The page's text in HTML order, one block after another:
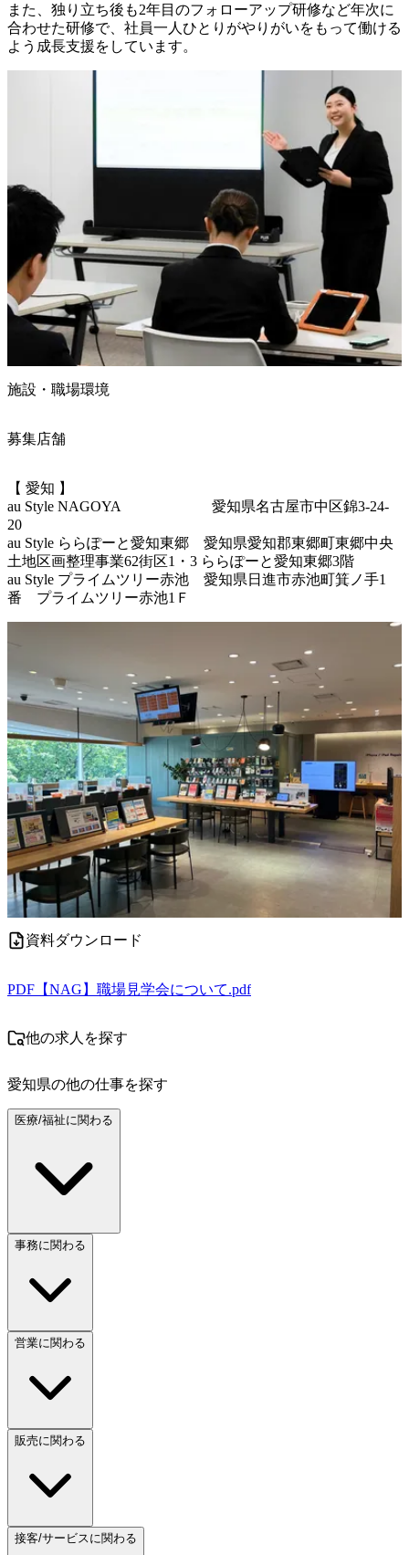
また、独り立ち後も2年目のフォローアップ研修など年次に
合わせた研修で、社員一人ひとりがやりがいをもって働ける
よう成長支援をしています。
施設・職場環境
募集店舗
【 愛知 】
au Style NAGOYA　　　　　　 愛知県名古屋市中区錦3-24-
20
au Style ららぽーと愛知東郷　愛知県愛知郡東郷町東郷中央
土地区画整理事業62街区1・3 ららぽーと愛知東郷3階
au Style プライムツリー赤池　愛知県日進市赤池町箕ノ手1
資料ダウンロード
PDF 【NAG】職場見学会について.pdf
他の求人を探す
愛知県の他の仕事を探す
医療/福祉に関わる
事務に関わる
営業に関わる
販売に関わる
接客/サービスに関わる